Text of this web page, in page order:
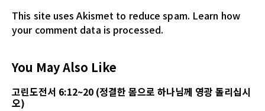
This site uses Akismet to reduce spam. Learn how
your comment data is processed.
You May Also Like
고린도전서 6:12~20 (정결한 몸으로 하나님께 영광 돌리십시
오)